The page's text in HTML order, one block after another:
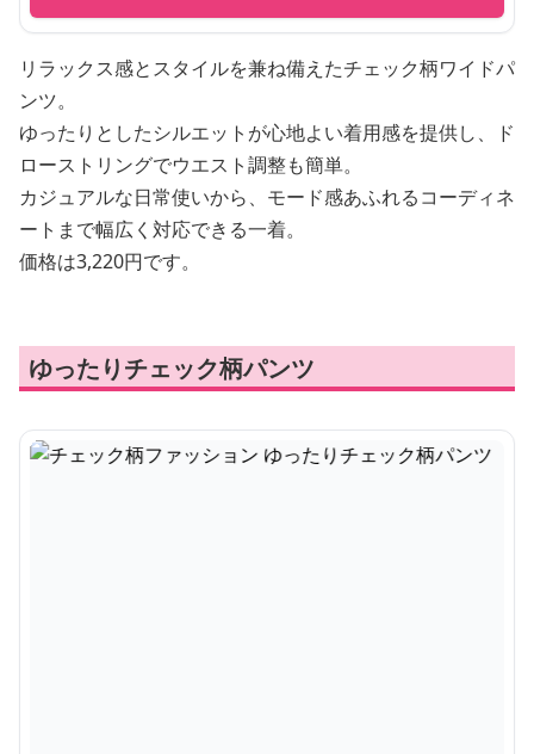
リラックス感とスタイルを兼ね備えたチェック柄ワイドパ
ンツ。
ゆったりとしたシルエットが心地よい着用感を提供し、ド
ローストリングでウエスト調整も簡単。
カジュアルな日常使いから、モード感あふれるコーディネ
ートまで幅広く対応できる一着。
価格は3,220円です。
ゆったりチェック柄パンツ